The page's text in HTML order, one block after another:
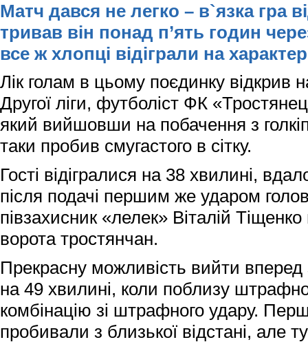
Матч дався не легко – в`язка гра
тривав він понад п’ять годин
все ж хлопці відіграли на
Лік голам в цьому поєдинку
Другої ліги, футболіст ФК
який вийшовши на побачення з
таки пробив смугастого в сітку.
Гості відігралися на 38 хвилині,
після подачі першим же ударом
півзахисник «лелек» Віталій
ворота тростянчан.
Прекрасну можливість вийти вперед
на 49 хвилині, коли поблизу
комбінацію зі штрафного удару.
пробивали з близької відстані, але